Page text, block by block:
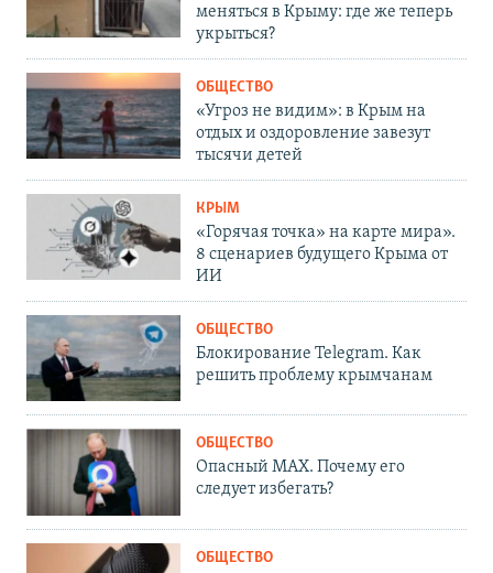
меняться в Крыму: где же теперь
укрыться?
ОБЩЕСТВО
«Угроз не видим»: в Крым на
отдых и оздоровление завезут
тысячи детей
КРЫМ
«Горячая точка» на карте мира».
8 сценариев будущего Крыма от
ИИ
ОБЩЕСТВО
Блокирование Telegram. Как
решить проблему крымчанам
ОБЩЕСТВО
Опасный MAX. Почему его
следует избегать?
ОБЩЕСТВО